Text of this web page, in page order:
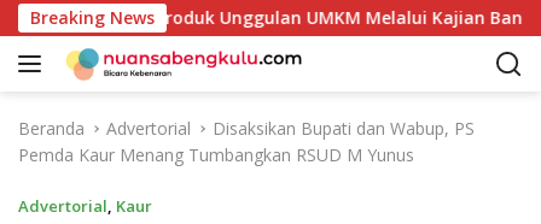
a
Breaking News
Potensi Produk Unggulan UMKM Melalui Kajian Bank
Beranda Advertorial
Disaksikan Bupati dan Wabup, PS
Pemda Kaur Menang Tumbangkan RSUD M Yunus
Advertorial, Kaur